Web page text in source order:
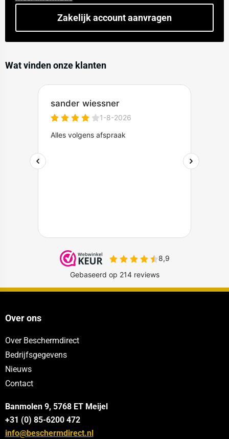
Zakelijk account aanvragen
Wat vinden onze klanten
Over ons
Over Beschermdirect
Bedrijfsgegevens
Nieuws
Contact
Banmolen 9, 5768 ET Meijel
+31 (0) 85-6200 472
info@beschermdirect.nl